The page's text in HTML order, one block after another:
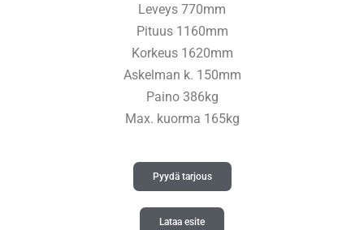
Leveys 770mm
Pituus 1160mm
Korkeus 1620mm
Askelman k. 150mm
Paino 386kg
Max. kuorma 165kg
Pyydä tarjous
Lataa esite